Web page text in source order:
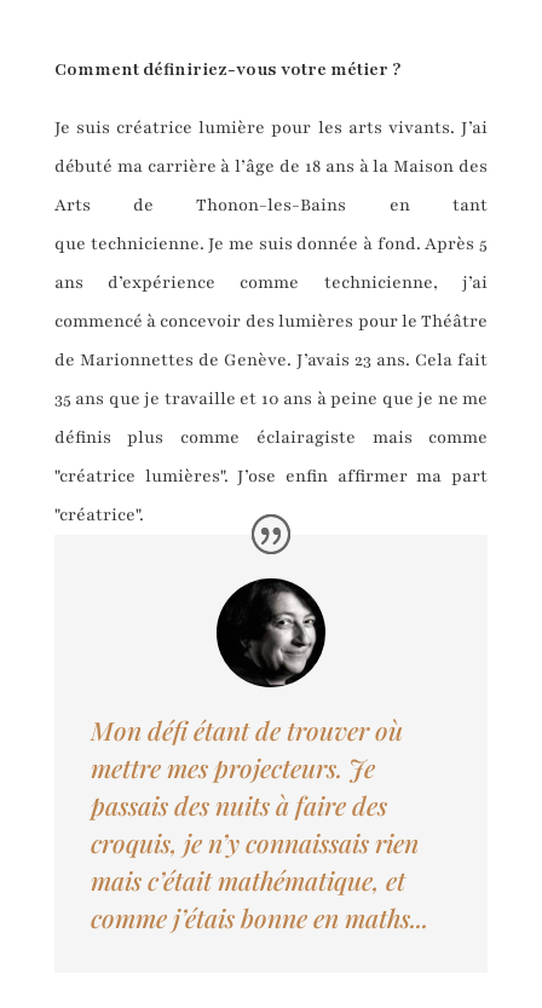
Comment définiriez-vous votre métier ?
Je suis créatrice lumière pour les arts vivants. J’ai
débuté ma carrière à l’âge de 18 ans à la Maison des
Arts de Thonon-les-Bains en tant
que technicienne. Je me suis donnée à fond. Après 5
ans d’expérience comme technicienne, j’ai
commencé à concevoir des lumières pour le Théâtre
de Marionnettes de Genève. J’avais 23 ans. Cela fait
35 ans que je travaille et 10 ans à peine que je ne me
définis plus comme éclairagiste mais comme
"créatrice lumières". J’ose enfin affirmer ma part
"créatrice".
Mon défi étant de trouver où
mettre mes projecteurs. Je
passais des nuits à faire des
croquis, je n’y connaissais rien
mais c’était mathématique, et
comme j’étais bonne en maths...